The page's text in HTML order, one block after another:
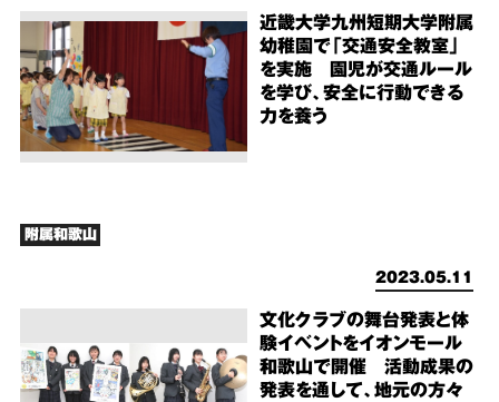
近畿大学九州短期大学附属
幼稚園で「交通安全教室」
を実施 園児が交通ルール
を学び、安全に行動できる
力を養う
附属和歌山
2023.05.11
文化クラブの舞台発表と体
験イベントをイオンモール
和歌山で開催 活動成果の
発表を通して、地元の方々